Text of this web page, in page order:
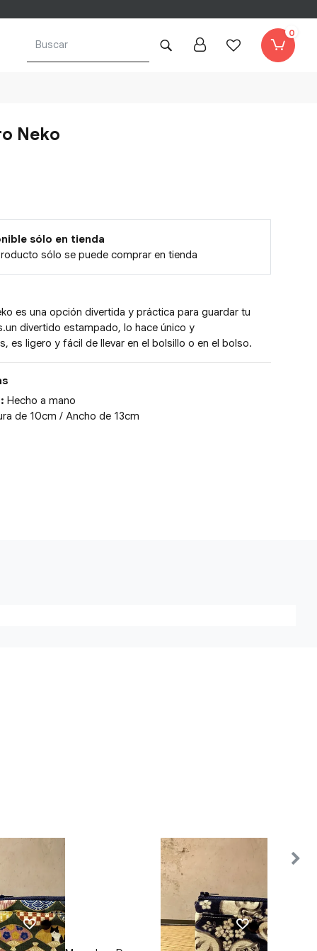
0
Neko
sólo en tienda
sólo se puede comprar en tienda
es una opción divertida y práctica para guardar tu
divertido estampado, lo hace único y
es ligero y fácil de llevar en el bolsillo o en el bolso.
Hecho a mano
de 10cm / Ancho de 13cm